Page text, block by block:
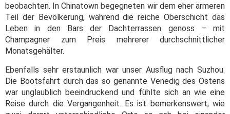
beobachten. In Chinatown begegneten wir dem eher ärmeren
Teil der Bevölkerung, während die reiche Oberschicht das
Leben in den Bars der Dachterrassen genoss – mit
Champagner zum Preis mehrerer durchschnittlicher
Monatsgehälter.
Ebenfalls sehr erstaunlich war unser Ausflug nach Suzhou.
Die Bootsfahrt durch das so genannte Venedig des Ostens
war unglaublich beeindruckend und fühlte sich an wie eine
Reise durch die Vergangenheit. Es ist bemerkenswert, wie